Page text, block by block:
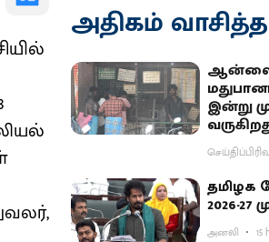
அதிகம்
இன்று
செய்திப்பிரிவு
2026-
அனலி 15